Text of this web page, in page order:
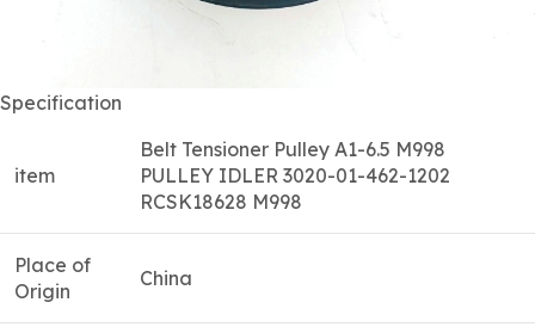
Specification
item
Belt Tensioner Pulley A1-6.5 M998
PULLEY IDLER 3020-01-462-1202
RCSK18628 M998
Place of
Origin
China